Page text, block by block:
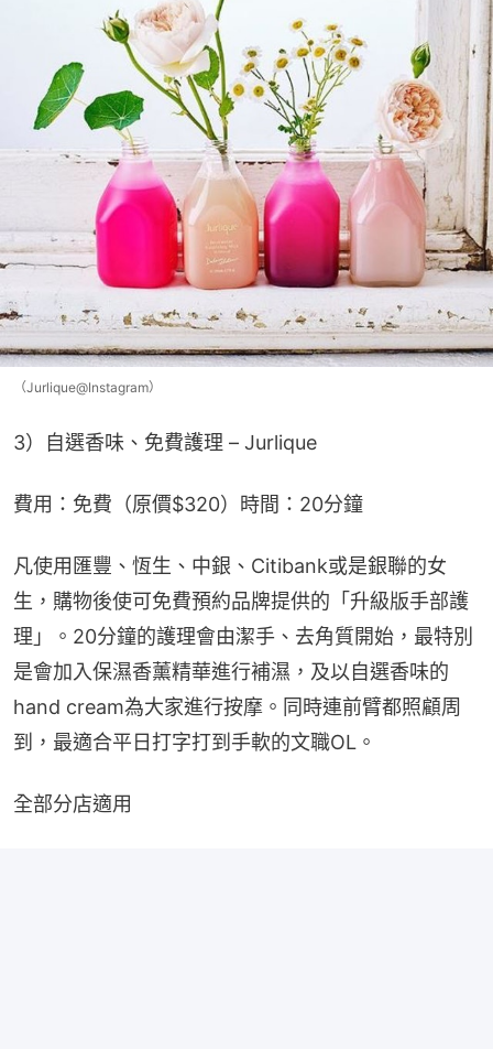
（Jurlique@Instagram）
3）自選香味、免費護理 – Jurlique
費用：免費（原價$320）時間：20分鐘
凡使用匯豐、恆生、中銀、Citibank或是銀聯的女
生，購物後使可免費預約品牌提供的「升級版手部護
理」。20分鐘的護理會由潔手、去角質開始，最特別
是會加入保濕香薰精華進行補濕，及以自選香味的
hand cream為大家進行按摩。同時連前臂都照顧周
到，最適合平日打字打到手軟的文職OL。
全部分店適用